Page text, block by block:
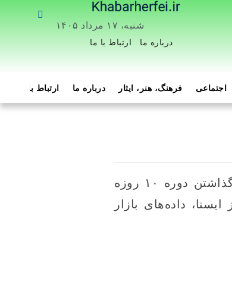
شنبه، ۱۷ مرداد ۱۴۰۵
درباره ما ارتباط با ما
اجتماعی فرهنگ، هنر، ایثار درباره ما ارتباط با ما
خبر حرفه ای/ صندوق‌های قابل معامله در بورس بیت‌کوین (ETF) پس از پشت سر گذاشتن دوره ۱۰ روزه
داده‌های بازار